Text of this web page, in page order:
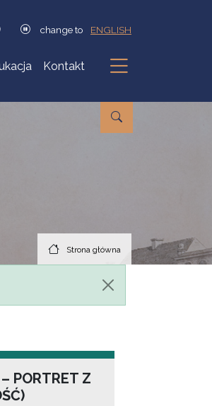
change to ENGLISH
Kontakt
Podmenu
Strona główna
PORTRET Z